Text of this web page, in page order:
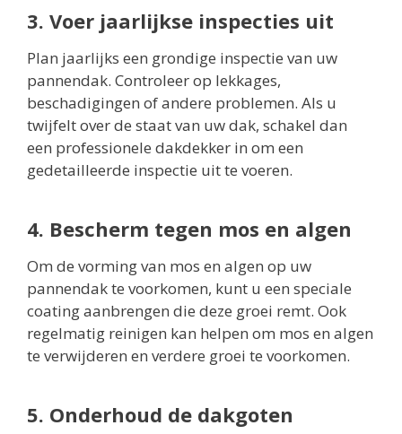
3. Voer jaarlijkse inspecties uit
Plan jaarlijks een grondige inspectie van uw
pannendak. Controleer op lekkages,
beschadigingen of andere problemen. Als u
twijfelt over de staat van uw dak, schakel dan
een professionele dakdekker in om een
gedetailleerde inspectie uit te voeren.
4. Bescherm tegen mos en algen
Om de vorming van mos en algen op uw
pannendak te voorkomen, kunt u een speciale
coating aanbrengen die deze groei remt. Ook
regelmatig reinigen kan helpen om mos en algen
te verwijderen en verdere groei te voorkomen.
5. Onderhoud de dakgoten